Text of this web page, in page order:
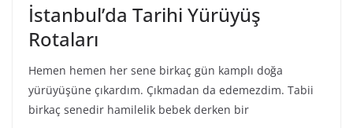
İstanbul’da Tarihi Yürüyüş
Rotaları
Hemen hemen her sene birkaç gün kamplı doğa
yürüyüşüne çıkardım. Çıkmadan da edemezdim. Tabii
birkaç senedir hamilelik bebek derken bir